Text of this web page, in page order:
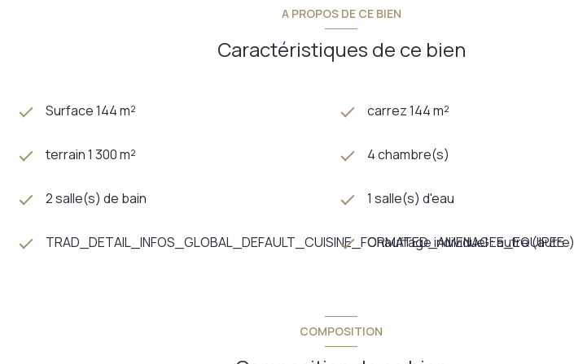
A PROPOS DE CE BIEN
Caractéristiques de ce bien
Surface 144 m² carrez 144 m²
terrain 1 300 m² 4 chambre(s)
2 salle(s) de bain 1 salle(s) d'eau
TRAD_DETAIL_INFOS_GLOBAL_DEFAULT_CUISINE_FORMATED_AMENAGEE_EQUIPEE
Chauffage individuel : autre (autre)
COMPOSITION